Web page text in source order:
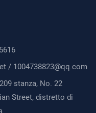
/ 1004738823@qq.com
stanza, No. 22
Street, distretto di